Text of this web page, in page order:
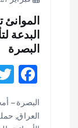
تالبدعة
البصرة
F
ac
e
البصرة –
العراق,